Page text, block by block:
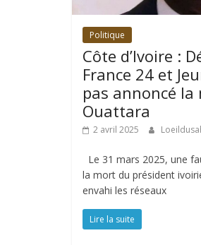
Politique
Côte d’Ivoire :
France 24 et
pas annoncé la
Ouattara
2 avril 2025
Le 31 mars 2025, une
la mort du président
envahi les réseaux
Lire la suite